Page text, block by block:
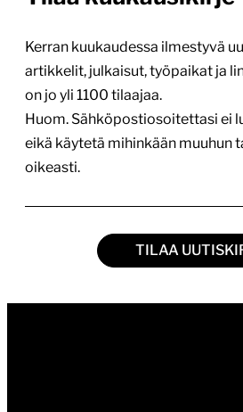
Kerran kuukaudessa ilmestyvä
artikkelit, julkaisut, työpaikat ja
on jo yli 1100 tilaajaa.
Huom. Sähköpostiosoitettasi ei
eikä käytetä mihinkään muuhun
oikeasti.
TILAA